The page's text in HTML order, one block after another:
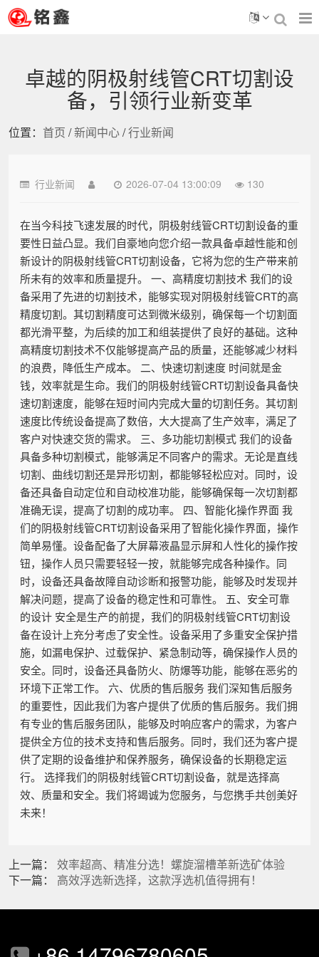
卓越的阴极射线管CRT切割设
备，引领行业新变革
位置： 首页 /新闻中心/行业新闻
行业新闻 2026-07-04 13:00:09 130
在当今科技飞速发展的时代，阴极射线管CRT切割设备的重
要性日益凸显。我们自豪地向您介绍一款具备卓越性能和创
新设计的阴极射线管CRT切割设备，它将为您的生产带来前
所未有的效率和质量提升。 一、高精度切割技术 我们的设
备采用了先进的切割技术，能够实现对阴极射线管CRT的高
精度切割。其切割精度可达到微米级别，确保每一个切割面
都光滑平整，为后续的加工和组装提供了良好的基础。这种
高精度切割技术不仅能够提高产品的质量，还能够减少材料
的浪费，降低生产成本。 二、快速切割速度 时间就是金
钱，效率就是生命。我们的阴极射线管CRT切割设备具备快
速切割速度，能够在短时间内完成大量的切割任务。其切割
速度比传统设备提高了数倍，大大提高了生产效率，满足了
客户对快速交货的需求。 三、多功能切割模式 我们的设备
具备多种切割模式，能够满足不同客户的需求。无论是直线
切割、曲线切割还是异形切割，都能够轻松应对。同时，设
备还具备自动定位和自动校准功能，能够确保每一次切割都
准确无误，提高了切割的成功率。 四、智能化操作界面 我
们的阴极射线管CRT切割设备采用了智能化操作界面，操作
简单易懂。设备配备了大屏幕液晶显示屏和人性化的操作按
钮，操作人员只需要轻轻一按，就能够完成各种操作。同
时，设备还具备故障自动诊断和报警功能，能够及时发现并
解决问题，提高了设备的稳定性和可靠性。 五、安全可靠
的设计 安全是生产的前提，我们的阴极射线管CRT切割设
备在设计上充分考虑了安全性。设备采用了多重安全保护措
施，如漏电保护、过载保护、紧急制动等，确保操作人员的
安全。同时，设备还具备防火、防爆等功能，能够在恶劣的
环境下正常工作。 六、优质的售后服务 我们深知售后服务
的重要性，因此我们为客户提供了优质的售后服务。我们拥
有专业的售后服务团队，能够及时响应客户的需求，为客户
提供全方位的技术支持和售后服务。同时，我们还为客户提
供了定期的设备维护和保养服务，确保设备的长期稳定运
行。 选择我们的阴极射线管CRT切割设备，就是选择高
效、质量和安全。我们将竭诚为您服务，与您携手共创美好
未来！
上一篇： 效率超高、精准分选！螺旋溜槽革新选矿体验
下一篇： 高效浮选新选择，这款浮选机值得拥有！